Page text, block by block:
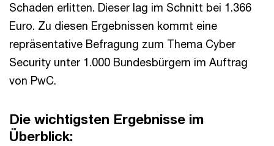
Schaden erlitten. Dieser lag im Schnitt bei 1.366
Euro. Zu diesen Ergebnissen kommt eine
repräsentative Befragung zum Thema Cyber
Security unter 1.000 Bundesbürgern im Auftrag
von PwC.
Die wichtigsten Ergebnisse im
Überblick: